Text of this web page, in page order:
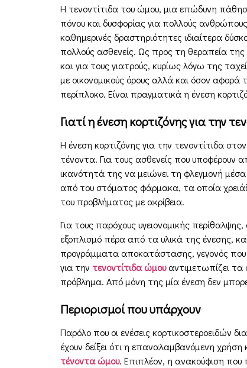
Η τενοντίτιδα του ώμου, μια επώδυνη
πόνου και δυσφορίας για πολλούς
καθημερινές δραστηριότητες ιδιαίτερα
πολλούς ασθενείς. Ως προς τη θεραπεία
και για τους γιατρούς, κυρίως λόγω της
με οικονομικούς όρους αλλά και όσον
περίπλοκο. Είναι πραγματικά η ένεση
Γιατί η ένεση κορτιζόνης για την
Η ένεση κορτιζόνης για την τενοντίτιδα
τένοντα. Για τους ασθενείς που υποφέρουν
ικανότητά της να μειώνει τη φλεγμονή
από του στόματος φάρμακα, τα οποία
του προβλήματος με ακρίβεια.
Για τους παρόχους υγειονομικής
εξοπλισμό πέρα από τα υλικά της ένεσης,
προγράμματα αποκατάστασης, γεγονός που
για την τενοντίτιδα ώμουαντιμετωπίζει τα
πρόβλημα. Από μόνη της μία ένεση δεν
Περιορισμοί που υπάρχουν
Παρόλο που οι ενέσεις κορτικοστεροειδών
έχουν δείξει ότι η επαναλαμβανόμενη
τένοντα ώμου. Επιπλέον, η ανακούφιση που